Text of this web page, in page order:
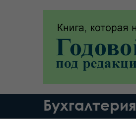
Бухгалтерия